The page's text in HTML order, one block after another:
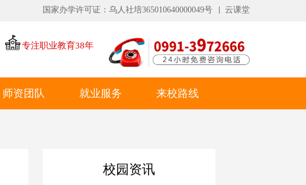
国家办学许可证：乌人社培365010640000049号 云课堂
专注职业教育38年
师资团队 就业服务 来校路线
校园资讯